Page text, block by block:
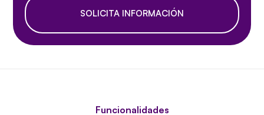
Funcionalidades